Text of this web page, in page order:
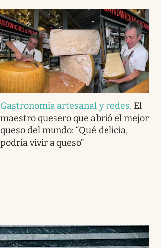
Gastronomía artesanal y redes. El
maestro quesero que abrió el mejor
queso del mundo: “Qué delicia,
podría vivir a queso”